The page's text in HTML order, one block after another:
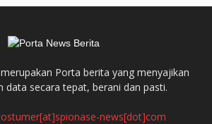
merupakan Porta berita yang menyajikan
data secara tepat, berani dan pasti.
news[dot]com